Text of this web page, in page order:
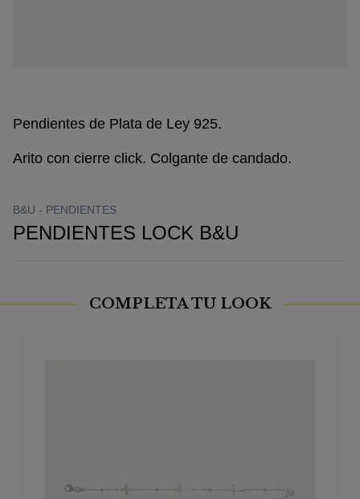
Pendientes de Plata de Ley 925.
Arito con cierre click. Colgante de candado.
B&U - PENDIENTES
PENDIENTES LOCK B&U
COMPLETA TU LOOK